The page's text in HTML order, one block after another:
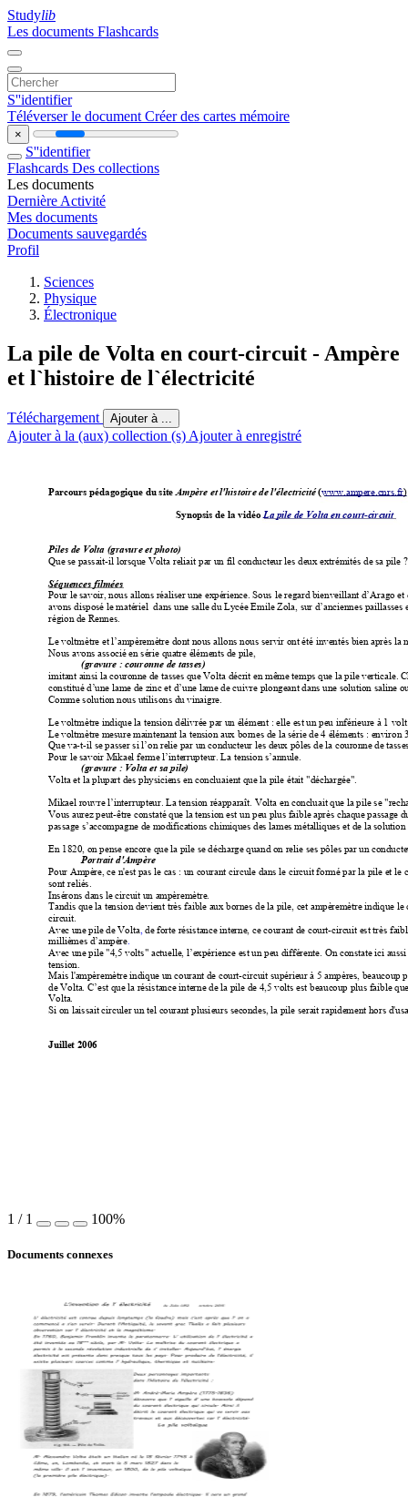
Studylib
Les documents Flashcards
S''identifier
Téléverser le document Créer des cartes mémoire
×
S''identifier
Flashcards Des collections
Les documents
Dernière Activité
Mes documents
Documents sauvegardés
Profil
Sciences
Physique
Électronique
La pile de Volta en court-circuit - Ampère
et l`histoire de l`électricité
Téléchargement Ajouter à ...
Ajouter à la (aux) collection (s) Ajouter à enregistré
Parcours pédagogique du site Ampère et l'histoire de l'électricité (www.ampere.cnrs.fr)
Synopsis de la vidéo La pile de Volta en court-circuit
Piles de Volta (gravure et photo)
Que se passait-il lorsque Volta reliait par un fil conducteur les deux extrémités de sa pile ?
Séquences filmées
Pour le savoir, nous allons réaliser une expérience. Sous le regard bienveillant d’Arago et
avons disposé le matériel  dans une salle du Lycée Emile Zola, sur d’anciennes paillasses
région de Rennes.
Le voltmètre et l’ampèremètre dont nous allons nous servir ont été inventés bien après la
Nous avons associé en série quatre éléments de pile
(gravure : couronne de tasses)
imitant ainsi la couronne de tasses que Volta décrit en même temps que la pile verticale.
constitué d’une lame de zinc et d’une lame de cuivre plongeant dans une solution saline
Comme solution nous utilisons du vinaigre.
Le voltmètre indique la tension délivrée par un élément : elle est un peu inférieure à 1
Le voltmètre mesure maintenant la tension aux bornes de la série de 4 éléments :
Que va-t-il se passer si l’on relie par un conducteur les deux pôles de la couronne de
Pour le savoir Mikael ferme l’interrupteur. La tension s’annule.
(gravure : Volta et sa pile)
Volta et la plupart des physiciens en concluaient que la pile était "déchargée".
Mikael rouvre l’interrupteur. La tension réapparaît. Volta en concluait que la pile se
Vous aurez peut-être constaté que la tension est un peu plus faible après chaque passage
passage s’accompagne de modifications chimiques des lames métalliques et de la solution
En 1820, on pense encore que la pile se décharge quand on relie ses pôles par un
Portrait d'Ampère
Pour Ampère, ce n'est pas le cas : un courant circule dans le circuit formé par la pile et le
sont reliés.
Insérons dans le circuit un ampèremètre.
Tandis que la tension devient très faible aux bornes de la pile, cet ampèremètre indique le
circuit.
Avec une pile de Volta , de forte résistance interne, ce courant de court-circuit est très
millièmes d’ampère.
Avec une pile "4,5 volts" actuelle, l’expérience est un peu différente. On constate ici
tension.
Mais l'ampèremètre indique un courant de court-circuit supérieur à 5 ampères, beaucoup
de Volta. C’est que la résistance interne de la pile de 4,5 volts est beaucoup plus faible
Volta.
Si on laissait circuler un tel courant plusieurs secondes, la pile serait rapidement hors
Juillet 2006
1 / 1 100%
Documents connexes